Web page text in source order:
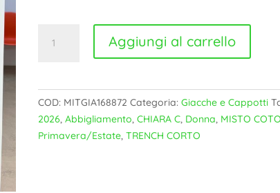
CORTO
-
MITGIA168872
quantità
Aggiungi al carrello
COD: MITGIA168872 Categoria:Giacche e Cappotti
2026,Abbigliamento,CHIARA C, Donna, MISTO
Primavera/Estate,TRENCH CORTO